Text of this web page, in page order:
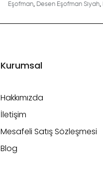
Eşofman, Desen Eşofman Siyah,
Kurumsal
Hakkımızda
İletişim
Mesafeli Satış Sözleşmesi
Blog